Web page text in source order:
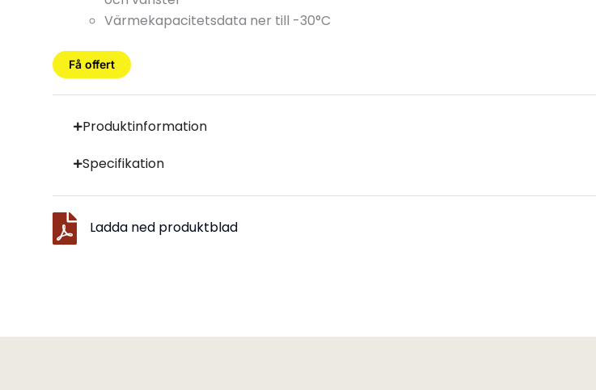
Värmekapacitetsdata ner till -30°C
Få offert
Produktinformation
Specifikation
Ladda ned produktblad